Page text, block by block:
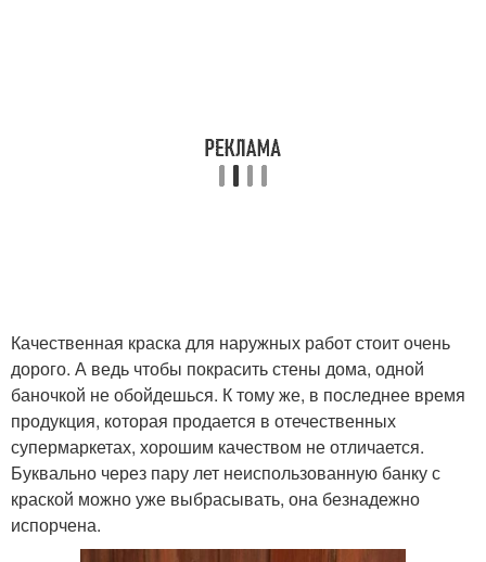
Качественная краска для наружных работ стоит очень
дорого. А ведь чтобы покрасить стены дома, одной
баночкой не обойдешься. К тому же, в последнее время
продукция, которая продается в отечественных
супермаркетах, хорошим качеством не отличается.
Буквально через пару лет неиспользованную банку с
краской можно уже выбрасывать, она безнадежно
испорчена.